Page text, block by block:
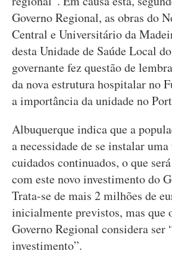
Governo Regional, as obras do
Central e Universitário da
desta Unidade de Saúde Local
governante fez questão de
da nova estrutura hospitalar no
a importância da unidade no
Albuquerque indica que a
a necessidade de se instalar
cuidados continuados, o que
com este novo investimento do
Trata-se de mais 2 milhões de
inicialmente previstos, mas que
Governo Regional considera ser
investimento”.